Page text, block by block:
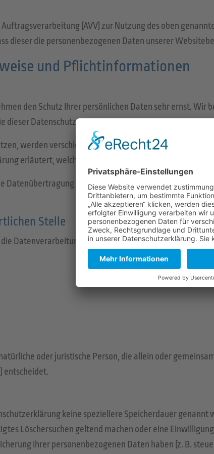
(AVV) zur Nutzung des oben
dieser die personenbezogenen Daten unserer
und Pflicht­informationen
den Schutz Ihrer persönlichen Daten sehr ernst.
dieser Datenschutzerklärung.
werden verschiedene personenbezogene Daten
erläutert, welche Daten wir erheben und wofür wir
Datenübertragung im Internet (z. B. bei der
Stelle
Datenverarbeitung auf dieser Website ist:
oder juristische Person, die allein oder
entscheidet.
keine speziellere Speicherdauer
Löschersuchen geltend machen oder eine
Ihrer personenbezogenen Daten haben (z. B.